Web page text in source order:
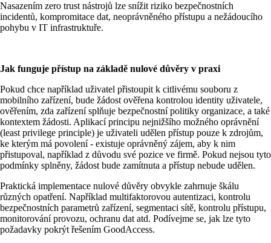
Nasazením zero trust nástrojů lze snížit riziko bezpečnostních
incidentů, kompromitace dat, neoprávněného přístupu a nežádoucího
pohybu v IT infrastruktuře.
Jak funguje přístup na základě nulové důvěry v praxi
Pokud chce například uživatel přistoupit k citlivému souboru z
mobilního zařízení, bude žádost ověřena kontrolou identity uživatele,
ověřením, zda zařízení splňuje bezpečnostní politiky organizace, a také
kontextem žádosti. Aplikací principu nejnižšího možného oprávnění
(least privilege principle) je uživateli udělen přístup pouze k zdrojům,
ke kterým má povolení - existuje oprávněný zájem, aby k nim
přistupoval, například z důvodu své pozice ve firmě. Pokud nejsou tyto
podmínky splněny, žádost bude zamítnuta a přístup nebude udělen.
Praktická implementace nulové důvěry obvykle zahrnuje škálu
různých opatření. Například multifaktorovou autentizaci, kontrolu
bezpečnostních parametrů zařízení, segmentaci sítě, kontrolu přístupu,
monitorování provozu, ochranu dat atd. Podívejme se, jak lze tyto
požadavky pokrýt řešením GoodAccess.